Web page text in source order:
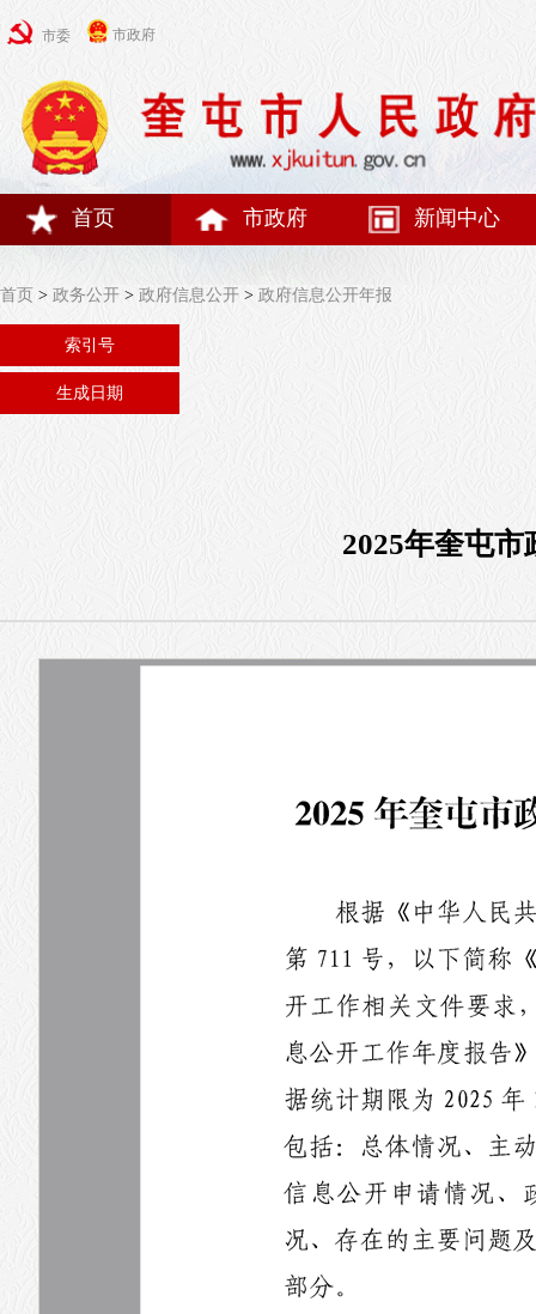
市委 市政府
首页 市政府 新闻中心
首页 > 政务公开 > 政府信息公开 > 政府信息公开年报
索引号
生成日期
2025年奎屯